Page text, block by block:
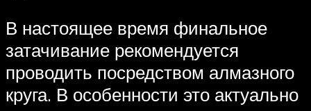
В настоящее время финальное
затачивание рекомендуется
проводить посредством алмазного
круга. В особенности это актуально